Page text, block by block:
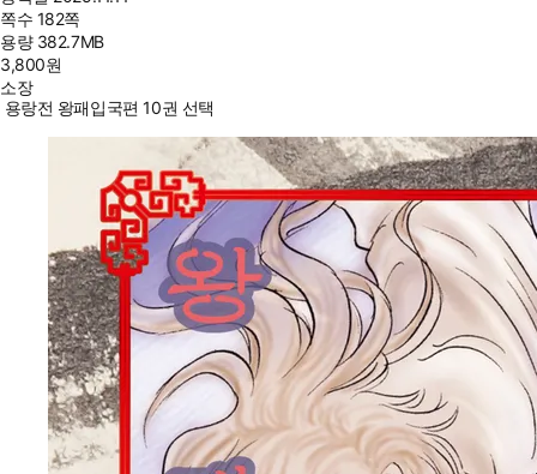
쪽수 182쪽
용량 382.7MB
3,800원
소장
용랑전 왕패입국편 10권 선택